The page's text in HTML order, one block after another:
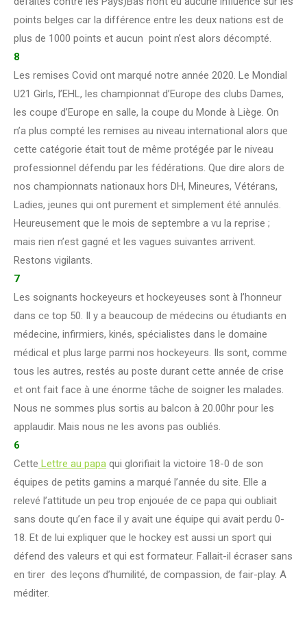
points belges car la différence entre les deux nations est de
plus de 1000 points et aucun point n’est alors décompté.
8
Les remises Covid ont marqué notre année 2020. Le Mondial
U21 Girls, l’EHL, les championnat d’Europe des clubs Dames,
les coupe d’Europe en salle, la coupe du Monde à Liège. On
n’a plus compté les remises au niveau international alors que
cette catégorie était tout de même protégée par le niveau
professionnel défendu par les fédérations. Que dire alors de
nos championnats nationaux hors DH, Mineures, Vétérans,
Ladies, jeunes qui ont purement et simplement été annulés.
Heureusement que le mois de septembre a vu la reprise ;
mais rien n’est gagné et les vagues suivantes arrivent.
Restons vigilants.
7
Les soignants hockeyeurs et hockeyeuses sont à l’honneur
dans ce top 50. Il y a beaucoup de médecins ou étudiants en
médecine, infirmiers, kinés, spécialistes dans le domaine
médical et plus large parmi nos hockeyeurs. Ils sont, comme
tous les autres, restés au poste durant cette année de crise
et ont fait face à une énorme tâche de soigner les malades.
Nous ne sommes plus sortis au balcon à 20.00hr pour les
applaudir. Mais nous ne les avons pas oubliés.
6
Cette Lettre au papa qui glorifiait la victoire 18-0 de son
équipes de petits gamins a marqué l’année du site. Elle a
relevé l’attitude un peu trop enjouée de ce papa qui oubliait
sans doute qu’en face il y avait une équipe qui avait perdu 0-
18. Et de lui expliquer que le hockey est aussi un sport qui
défend des valeurs et qui est formateur. Fallait-il écraser sans
en tirer des leçons d’humilité, de compassion, de fair-play. A
méditer.